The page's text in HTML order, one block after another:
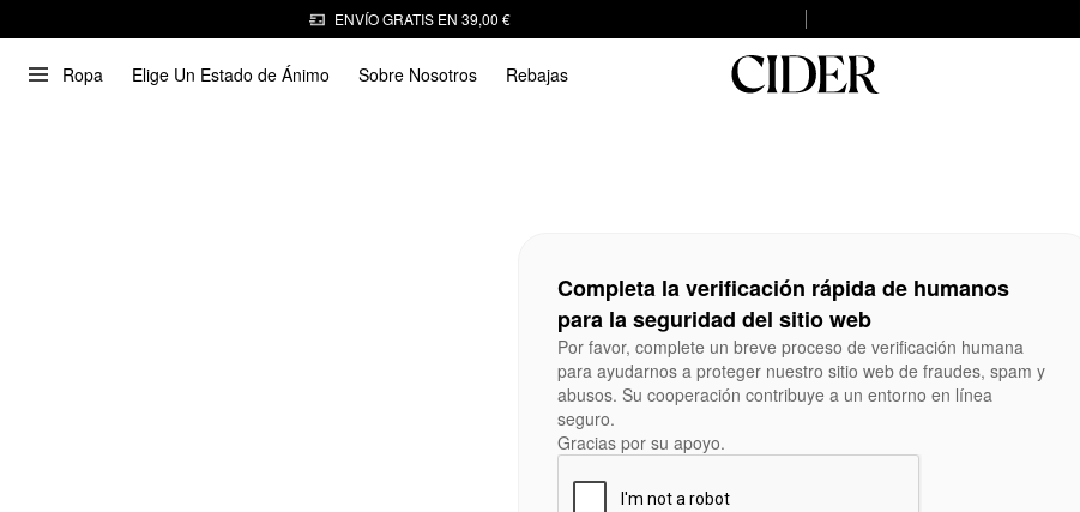
ENVÍO GRATIS EN 39,00 €
Ropa Elige Un Estado de Ánimo Sobre Nosotros Rebajas
Completa la verificación rápida de humanos
para la seguridad del sitio web
Por favor, complete un breve proceso de verificación humana
para ayudarnos a proteger nuestro sitio web de fraudes, spam y
abusos. Su cooperación contribuye a un entorno en línea
seguro.
Gracias por su apoyo.